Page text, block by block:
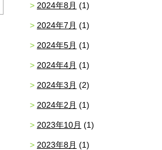
2024年8月 (1)
2024年7月 (1)
2024年5月 (1)
2024年4月 (1)
2024年3月 (2)
2024年2月 (1)
2023年10月 (1)
2023年8月 (1)